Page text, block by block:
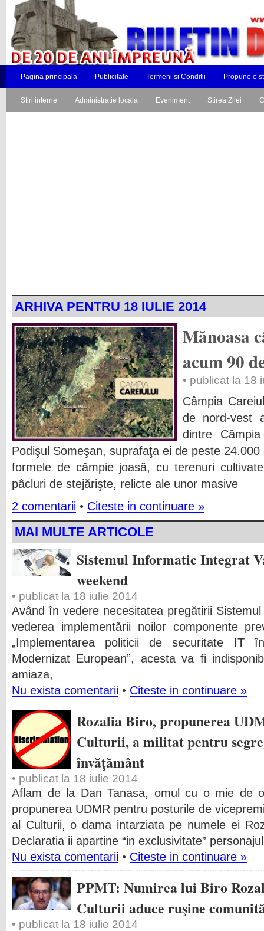
Pagina principala Publicitate Termeni si Conditii Propune o
Stiri interne Administratie locala Eveniment Stirea Zilei
ARHIVA PENTRU 18 IULIE 2014
Mănoasa
acum 90
• publicat la 18
Câmpia
de nord-vest
dintre
Podişul Someşan, suprafaţa ei de peste
formele de câmpie joasă, cu terenuri
pâcluri de stejărişte, relicte ale unor masive
2 comentarii • Citeste in continuare »
MAI MULTE ARTICOLE
Sistemul Informatic Integrat
weekend
• publicat la 18 iulie 2014
Având în vedere necesitatea pregătirii
vederea implementării noilor componente
„Implementarea politicii de securitate IT
Modernizat European”, acesta va fi
amiaza,
Nu exista comentarii • Citeste in continuare »
Rozalia Biro, propunerea
Culturii, a militat pentru
învăţământ
• publicat la 18 iulie 2014
Aflam de la Dan Tanasa, omul cu o mie de
propunerea UDMR pentru posturile de
al Culturii, o dama intarziata pe numele ei
Declaratia ii apartine “in exclusivitate”
Nu exista comentarii • Citeste in continuare »
PPMT: Numirea lui Biro
Culturii aduce ruşine
• publicat la 18 iulie 2014